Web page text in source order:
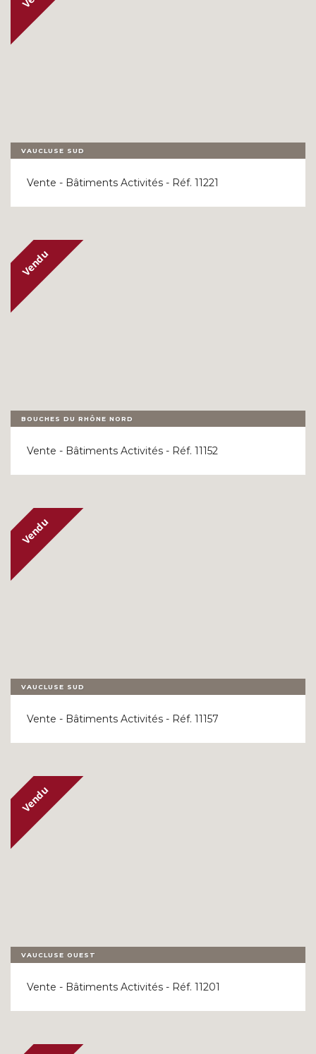
VAUCLUSE SUD
Vente - Bâtiments Activités - Réf. 11221
BOUCHES DU RHÔNE NORD
Vente - Bâtiments Activités - Réf. 11152
VAUCLUSE SUD
Vente - Bâtiments Activités - Réf. 11157
VAUCLUSE OUEST
Vente - Bâtiments Activités - Réf. 11201